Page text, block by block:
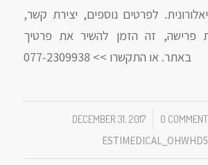
לפרטים נוספים, יצירת קשר,
פרישה, זה הזמן להשיר את פרטיך
באתר. או התקשרו >> 077-2309938
DECEMBER 31, 2017
/ 0 /
ESTIMEDICAL_OHWHD5